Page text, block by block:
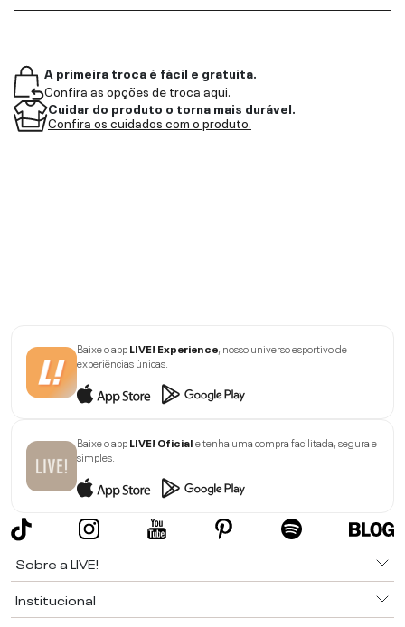
A primeira troca é fácil e gratuita.
Confira as opções de troca aqui.
Cuidar do produto o torna mais durável.
Confira os cuidados com o produto.
Baixe o appLIVE! Experience , nosso universo esportivo de
experiências únicas.
Baixe o appLIVE! Oficiale tenha uma compra facilitada, segura e
simples.
Sobre a LIVE!
Institucional